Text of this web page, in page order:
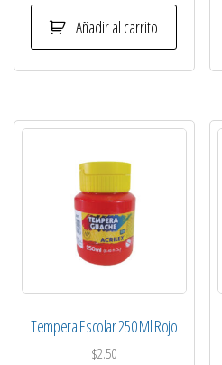
Añadir al carrito
Tempera Escolar 250 Ml Rojo
$2.50